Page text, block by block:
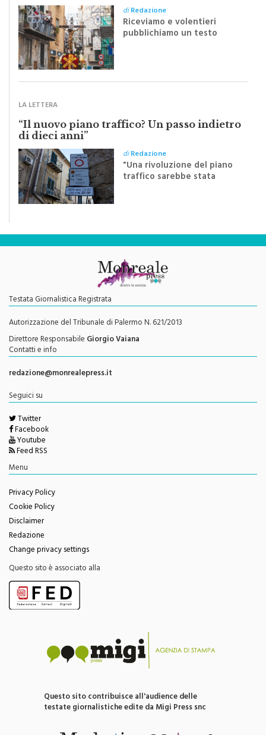
diRedazione
Riceviamo e volentieri
pubblichiamo un testo
Festa del Santissimo
LA LETTERA
“Il nuovo piano traffico? Un passo indietro
di dieci anni”
diRedazione
"Una rivoluzione del piano
traffico sarebbe stata
Testata Giornalistica Registrata
Autorizzazione del Tribunale di Palermo N. 621/2013
Direttore Responsabile Giorgio Vaiana
Contatti e info
redazione@monrealepress.it
Seguici su
Twitter
Facebook
Youtube
Feed RSS
Menu
Privacy Policy
Cookie Policy
Disclaimer
Redazione
Change privacy settings
Questo sito è associato alla
Questo sito contribuisce all'audience delle
testate giornalistiche edite da Migi Press snc